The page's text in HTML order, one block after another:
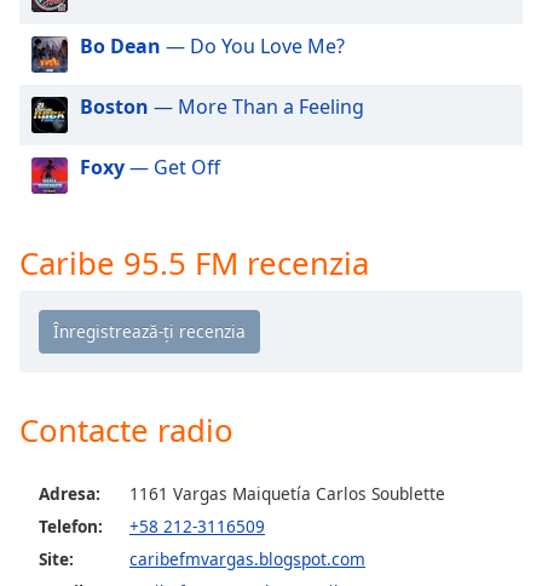
dialog
window.
Escape
cancel
the
Opacity
Color
Bo Dean — Do You Love Me?
Boston — More Than a Feeling
Foxy— Get Off
Caribe 95.5 FM recenzia
Contacte radio
Adresa:
1161 Vargas Maiquetía Carlos Soublette
Telefon:
+58 212-3116509
Site:
caribefmvargas.blogspot.com